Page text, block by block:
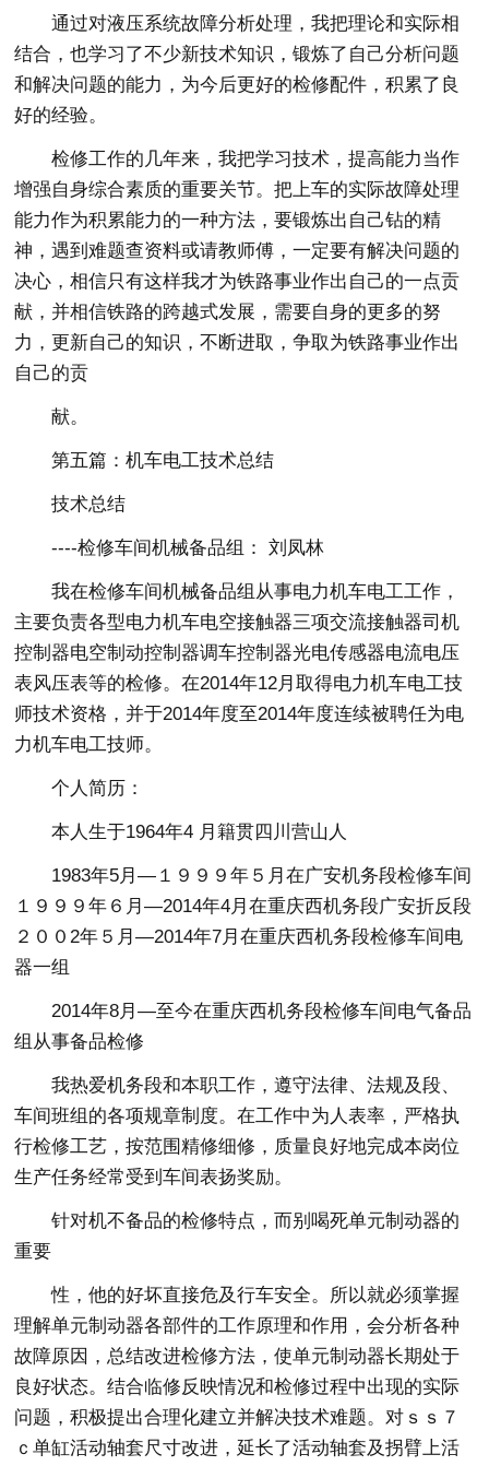
通过对液压系统故障分析处理，我把理论和实际相
结合，也学习了不少新技术知识，锻炼了自己分析问题
和解决问题的能力，为今后更好的检修配件，积累了良
好的经验。
检修工作的几年来，我把学习技术，提高能力当作
增强自身综合素质的重要关节。把上车的实际故障处理
能力作为积累能力的一种方法，要锻炼出自己钻的精
神，遇到难题查资料或请教师傅，一定要有解决问题的
决心，相信只有这样我才为铁路事业作出自己的一点贡
献，并相信铁路的跨越式发展，需要自身的更多的努
力，更新自己的知识，不断进取，争取为铁路事业作出
自己的贡
献。
第五篇：机车电工技术总结
技术总结
----检修车间机械备品组： 刘凤林
我在检修车间机械备品组从事电力机车电工工作，
主要负责各型电力机车电空接触器三项交流接触器司机
控制器电空制动控制器调车控制器光电传感器电流电压
表风压表等的检修。在2014年12月取得电力机车电工技
师技术资格，并于2014年度至2014年度连续被聘任为电
力机车电工技师。
个人简历：
本人生于1964年4 月籍贯四川营山人
1983年5月—１９９９年５月在广安机务段检修车间
１９９９年６月—2014年4月在重庆西机务段广安折反段
２００2年５月—2014年7月在重庆西机务段检修车间电
器一组
2014年8月—至今在重庆西机务段检修车间电气备品
组从事备品检修
我热爱机务段和本职工作，遵守法律、法规及段、
车间班组的各项规章制度。在工作中为人表率，严格执
行检修工艺，按范围精修细修，质量良好地完成本岗位
生产任务经常受到车间表扬奖励。
针对机不备品的检修特点，而别喝死单元制动器的
重要
性，他的好坏直接危及行车安全。所以就必须掌握
理解单元制动器各部件的工作原理和作用，会分析各种
故障原因，总结改进检修方法，使单元制动器长期处于
良好状态。结合临修反映情况和检修过程中出现的实际
问题，积极提出合理化建立并解决技术难题。对ｓｓ７
ｃ单缸活动轴套尺寸改进，延长了活动轴套及拐臂上活